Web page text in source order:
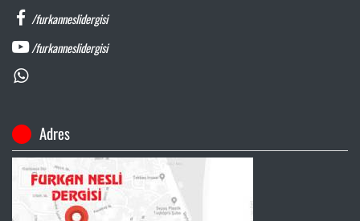
/furkanneslidergisi
/furkanneslidergisi
Adres